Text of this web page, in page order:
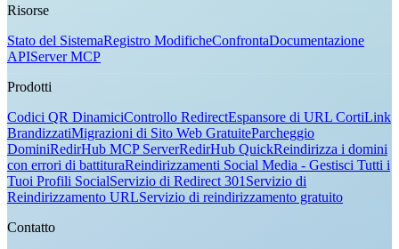
Risorse
Stato del SistemaRegistro ModificheConfrontaDocumentazione
APIServer MCP
Prodotti
Codici QR DinamiciControllo RedirectEspansore di URL CortiLink
BrandizzatiMigrazioni di Sito Web GratuiteParcheggio
DominiRedirHub MCP ServerRedirHub QuickReindirizza i domini
con errori di battituraReindirizzamenti Social Media - Gestisci Tutti i
Tuoi Profili SocialServizio di Redirect 301 Servizio di
Reindirizzamento URLServizio di reindirizzamento gratuito
Contatto